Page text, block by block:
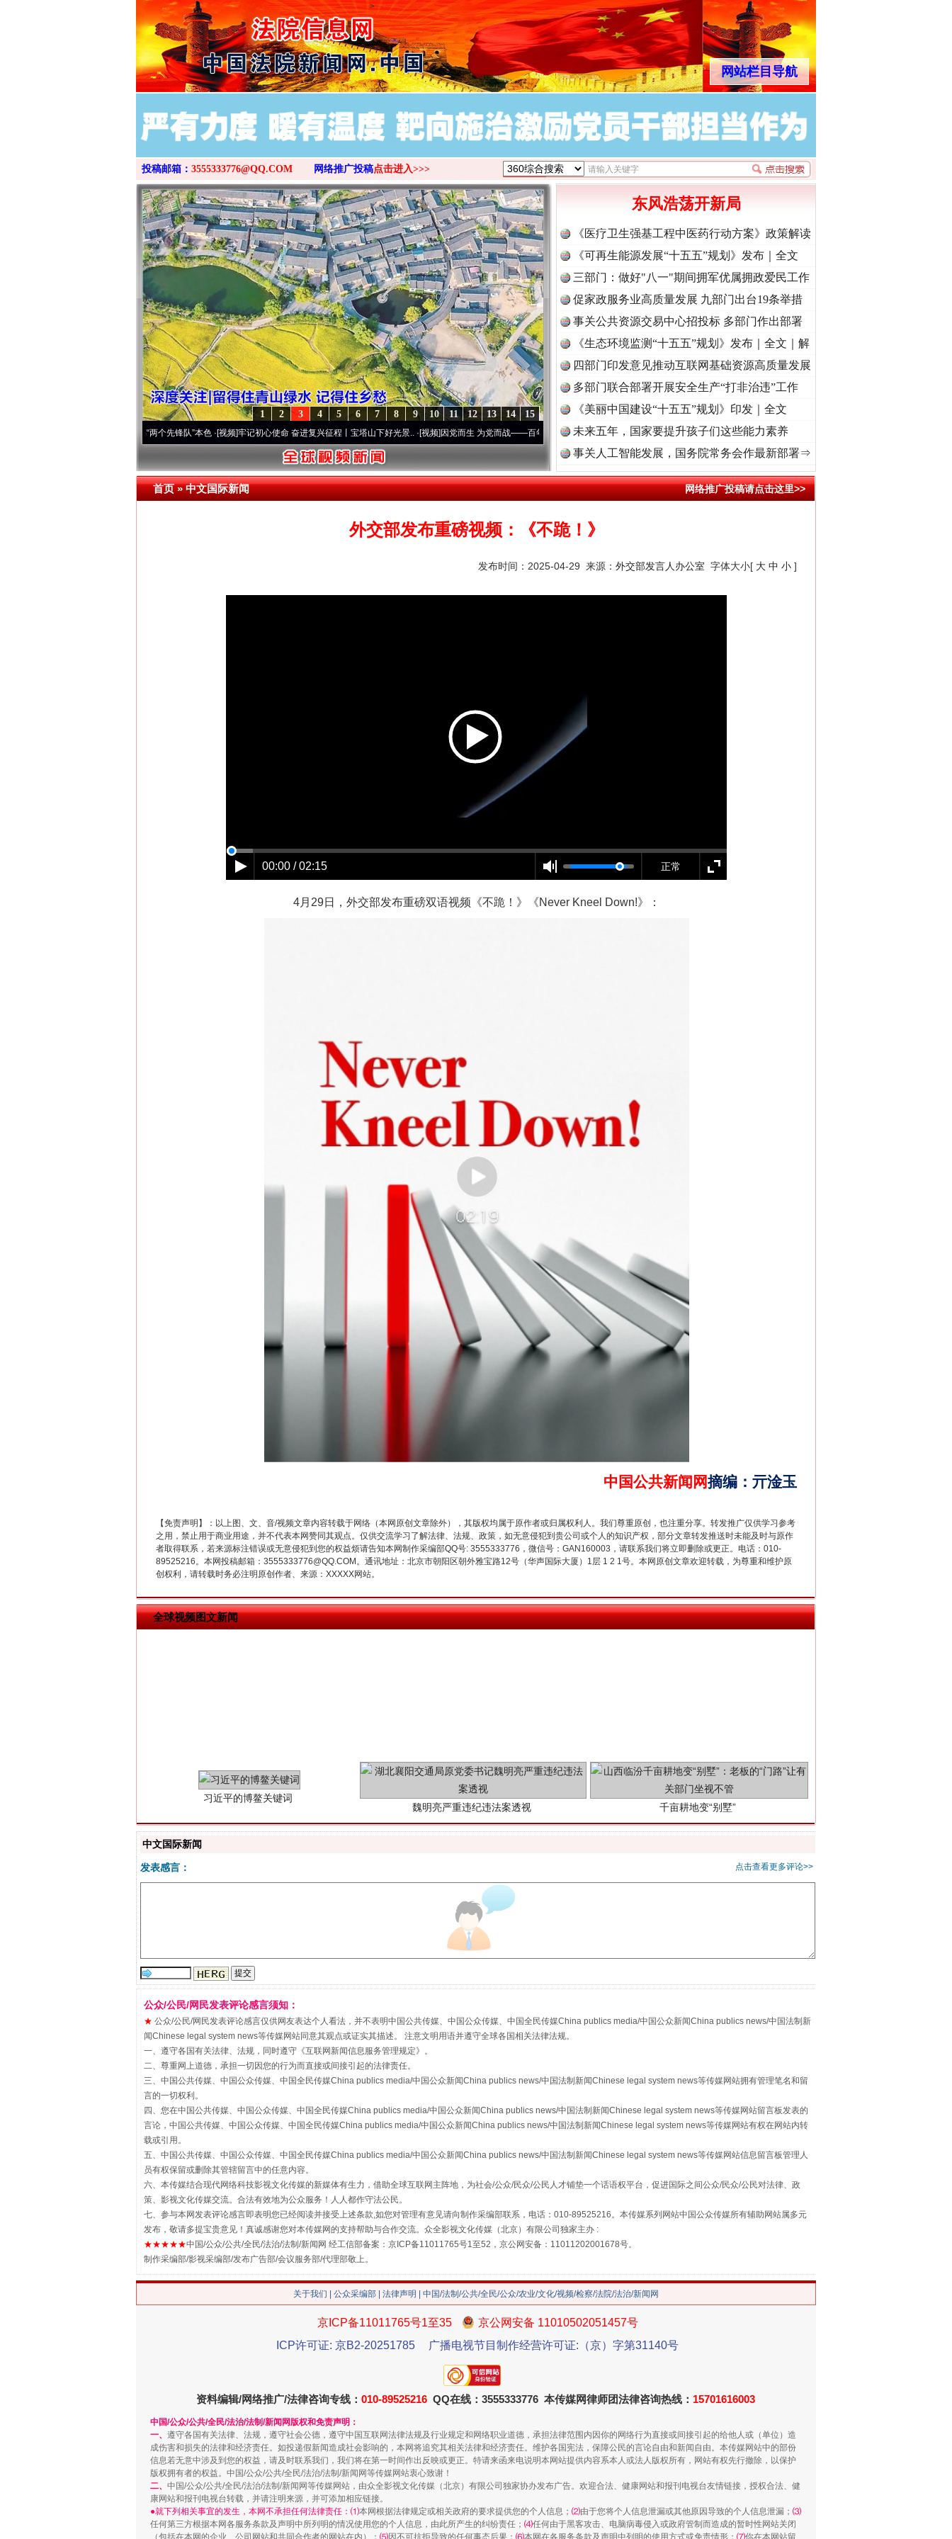
>
网站栏目导航
投稿邮箱： 3555333776@QQ.COM 网络推广投稿点击进入>>>
15
14
13
12
11
10
9
8
7
6
5
4
3
2
1
永葆“两个先锋队”本色·[视频]牢记初心使命 奋进复兴征程丨宝塔山下好光景..·[视频]因党而生 为党而战——百年“纪”事⑧加强纪律..·[视频]牢记初心使命 奋进复兴征程丨“转折之城”激荡..·[视频]
东风浩荡开新局
《医疗卫生强基工程中医药行动方案》政策解读
《可再生能源发展“十五五”规划》发布｜全文
三部门：做好"八一"期间拥军优属拥政爱民工作
促家政服务业高质量发展 九部门出台19条举措
事关公共资源交易中心招投标 多部门作出部署
《生态环境监测“十五五”规划》发布｜全文｜解
读
四部门印发意见推动互联网基础资源高质量发展
多部门联合部署开展安全生产“打非治违”工作
《美丽中国建设“十五五”规划》印发｜全文
未来五年，国家要提升孩子们这些能力素养
事关人工智能发展，国务院常务会作最新部署⇒
首页»中文国际新闻 网络推广投稿请点击这里>>
外交部发布重磅视频：《不跪！》
发布时间：2025-04-29 来源： 外交部发言人办公室 字体大小[ 大 中 小 ]
00:00 / 02:15 正常
4月29日，外交部发布重磅双语视频《不跪！》《Never Kneel Down!》：
中国公共新闻网摘编 ： 亓淦玉
【免责声明】：以上图、文、音/视频文章内容转载于网络（本网原创文章除外），其版权均属于原作者或归属权利人。我们尊重原创，也注重分享。转发推广仅供学习参考
之用，禁止用于商业用途，并不代表本网赞同其观点。仅供交流学习了解法律、法规、政策，如无意侵犯到贵公司或个人的知识产权，部分文章转发推送时未能及时与原作
者取得联系，若来源标注错误或无意侵犯到您的权益烦请告知本网制作采编部QQ号: 3555333776，微信号：GAN160003，请联系我们将立即删除或更正。电话：010-
89525216。本网投稿邮箱：3555333776@QQ.COM。通讯地址：北京市朝阳区朝外雅宝路12号（华声国际大厦）1层 1 2 1号。本网原创文章欢迎转载，为尊重和维护原
创权利，请转载时务必注明原创作者、来源：XXXXX网站。
全球视频图文新闻
茶叶“炒上天”
这是一记警钟！ 谢谢有你温暖了四季 法官巧妙执行解纠纷
在谋一域中谋全局
今年投资意愿榜揭晓 新中国诞生的见证
生物安全法正式实施
解纷+调解+退费，一次搞定
珠宝鉴定乱象
重拳出击！专项整治午间酒驾
站台名比不上好声名
走近一线检察官
中文国际新闻
点击查看更多评论>>
发表感言：
公众/公民/网民发表评论感言须知：
★ 公众/公民/网民发表评论感言仅供网友表达个人看法，并不表明中国公共传媒、中国公众传媒、中国全民传媒China publics media/中国公众新闻China publics news/中国法制新
闻Chinese legal system news等传媒网站同意其观点或证实其描述。 注意文明用语并遵守全球各国相关法律法规。
一、遵守各国有关法律、法规，同时遵守《互联网新闻信息服务管理规定》。
二、尊重网上道德，承担一切因您的行为而直接或间接引起的法律责任。
三、中国公共传媒、中国公众传媒、中国全民传媒China publics media/中国公众新闻China publics news/中国法制新闻Chinese legal system news等传媒网站拥有管理笔名和留
言的一切权利。
四、您在中国公共传媒、中国公众传媒、中国全民传媒China publics media/中国公众新闻China publics news/中国法制新闻Chinese legal system news等传媒网站留言板发表的
言论，中国公共传媒、中国公众传媒、中国全民传媒China publics media/中国公众新闻China publics news/中国法制新闻Chinese legal system news等传媒网站有权在网站内转
载或引用。
五、中国公共传媒、中国公众传媒、中国全民传媒China publics media/中国公众新闻China publics news/中国法制新闻Chinese legal system news等传媒网站信息留言板管理人
员有权保留或删除其管辖留言中的任意内容。
六、本传媒结合现代网络科技影视文化传媒的新媒体有生力，借助全球互联网主阵地，为社会/公众/民众/公民人才铺垫一个话语权平台，促进国际之间公众/民众/公民对法律、政
策、影视文化传媒交流。合法有效地为公众服务！人人都作守法公民。
七、参与本网发表评论感言即表明您已经阅读并接受上述条款,如您对管理有意见请向制作采编部联系，电话：010-89525216。本传媒系列网站中国公众传媒所有辅助网站属多元
发布，敬请多提宝贵意见！真诚感谢您对本传媒网的支持帮助与合作交流。众全影视文化传媒（北京）有限公司独家主办 :
★★★★★中国/公众/公共/全民/法治/法制/新闻网 经工信部备案：京ICP备11011765号1至52，京公网安备：11011202001678号。
制作采编部/影视采编部/发布广告部/会议服务部/代理部敬上。
关于我们 公众采编部 法律声明 | 中国/法制/公共/全民/公众/农业/文化/视频/检察/法院/法治/新闻网
京ICP备11011765号1至35
京公网安备 11010502051457号
ICP许可证: 京B2-20251785
广播电视节目制作经营许可证:（京）字第31140号
资料编辑/网络推广/法律咨询专线： 010-89525216 QQ在线：3555333776 本传媒网律师团法律咨询热线： 15701616003
中国/公众/公共/全民/法治/法制/新闻网版权和免责声明：
一、 遵守各国有关法律、法规，遵守社会公德，遵守中国互联网法律法规及行业规定和网络职业道德，承担法律范围内因你的网络行为直接或间接引起的给他人或（单位）造
成伤害和损失的法律和经济责任。如投递假新闻造成社会影响的，本网将追究其相关法律和经济责任。维护各国宪法，保障公民的言论自由和新闻自由。本传媒网站中的部份
信息若无意中涉及到您的权益，请及时联系我们，我们将在第一时间作出反映或更正。特请来函来电说明本网站提供内容系本人或法人版权所有，网站有权先行撤除，以保护
版权拥有者的权益。中国/公众/公共/全民/法治/法制/新闻网等传媒网站衷心致谢！
二、 中国/公众/公共/全民/法治/法制/新闻网等传媒网站，由众全影视文化传媒（北京）有限公司独家协办发布广告。欢迎合法、健康网站和报刊电视台友情链接，授权合法、健
康网站和报刊电视台转载，并请注明来源，并可添加相应链接。
●就下列相关事宜的发生，本网不承担任何法律责任：⑴本网根据法律规定或相关政府的要求提供您的个人信息； ⑵由于您将个人信息泄漏或其他原因导致的个人信息泄漏； ⑶
任何第三方根据本网各服务条款及声明中所列明的情况使用您的个人信息，由此所产生的纠纷责任； ⑷任何由于黑客攻击、电脑病毒侵入或政府管制而造成的暂时性网站关闭
（包括在本网的企业、公司网站和共同合作者的网站在内）； ⑸因不可抗拒导致的任何事态后果； ⑹本网在各服务条款及声明中列明的使用方式或免责情形； ⑺你在本网站留